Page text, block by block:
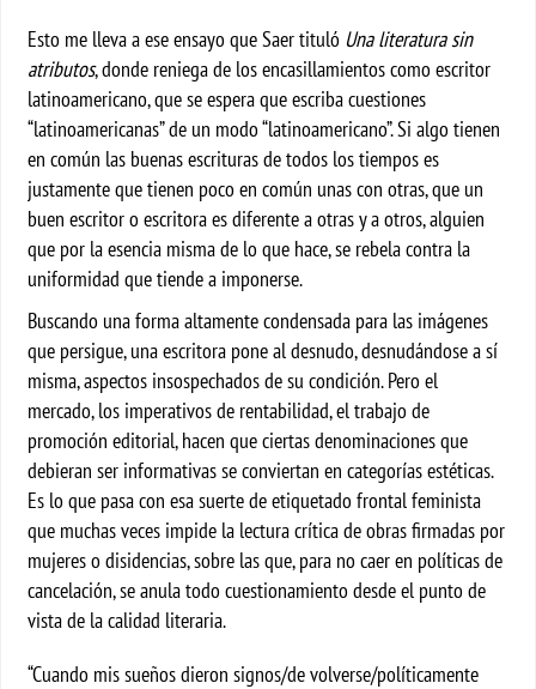
Esto me lleva a ese ensayo que Saer tituló Una literatura sin
atributos, donde reniega de los encasillamientos como escritor
latinoamericano, que se espera que escriba cuestiones
“latinoamericanas” de un modo “latinoamericano”. Si algo tienen
en común las buenas escrituras de todos los tiempos es
justamente que tienen poco en común unas con otras, que un
buen escritor o escritora es diferente a otras y a otros, alguien
que por la esencia misma de lo que hace, se rebela contra la
uniformidad que tiende a imponerse.
Buscando una forma altamente condensada para las imágenes
que persigue, una escritora pone al desnudo, desnudándose a sí
misma, aspectos insospechados de su condición. Pero el
mercado, los imperativos de rentabilidad, el trabajo de
promoción editorial, hacen que ciertas denominaciones que
debieran ser informativas se conviertan en categorías estéticas.
Es lo que pasa con esa suerte de etiquetado frontal feminista
que muchas veces impide la lectura crítica de obras firmadas por
mujeres o disidencias, sobre las que, para no caer en políticas de
cancelación, se anula todo cuestionamiento desde el punto de
vista de la calidad literaria.
“Cuando mis sueños dieron signos/de volverse/políticamente